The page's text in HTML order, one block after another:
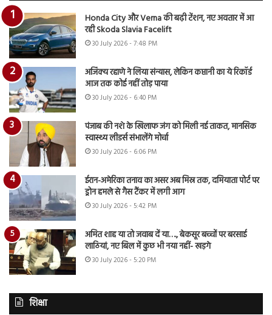
Honda City और Verna की बढ़ी टेंशन, नए अवतार में आ
रही Skoda Slavia Facelift
30 July 2026 - 7:48 PM
अजिंक्य रहाणे ने लिया संन्यास, लेकिन कप्तानी का ये रिकॉर्ड
आज तक कोई नहीं तोड़ पाया
30 July 2026 - 6:40 PM
पंजाब की नशे के खिलाफ जंग को मिली नई ताकत, मानसिक
स्वास्थ्य लीडर्स संभालेंगे मोर्चा
30 July 2026 - 6:06 PM
ईरान-अमेरिका तनाव का असर अब मिस्र तक, दमियाता पोर्ट पर
ड्रोन हमले से गैस टैंकर में लगी आग
30 July 2026 - 5:42 PM
अमित शाह या तो जवाब दें या…., बेकसूर बच्चों पर बरसाई
लाठियां, नए बिल में कुछ भी नया नहीं- खड़गे
30 July 2026 - 5:20 PM
शिक्षा